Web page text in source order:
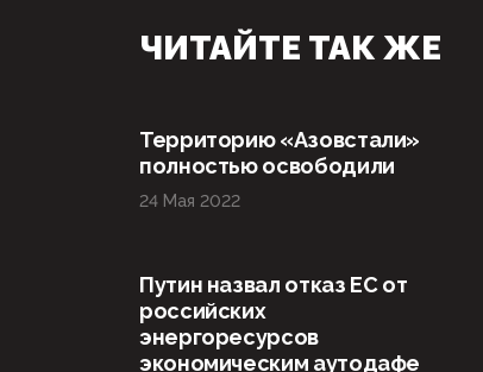
ЧИТАЙТЕ ТАК ЖЕ
Территорию «Азовстали»
полностью освободили
24 Мая 2022
Путин назвал отказ ЕС от
российских
энергоресурсов
экономическим аутодафе